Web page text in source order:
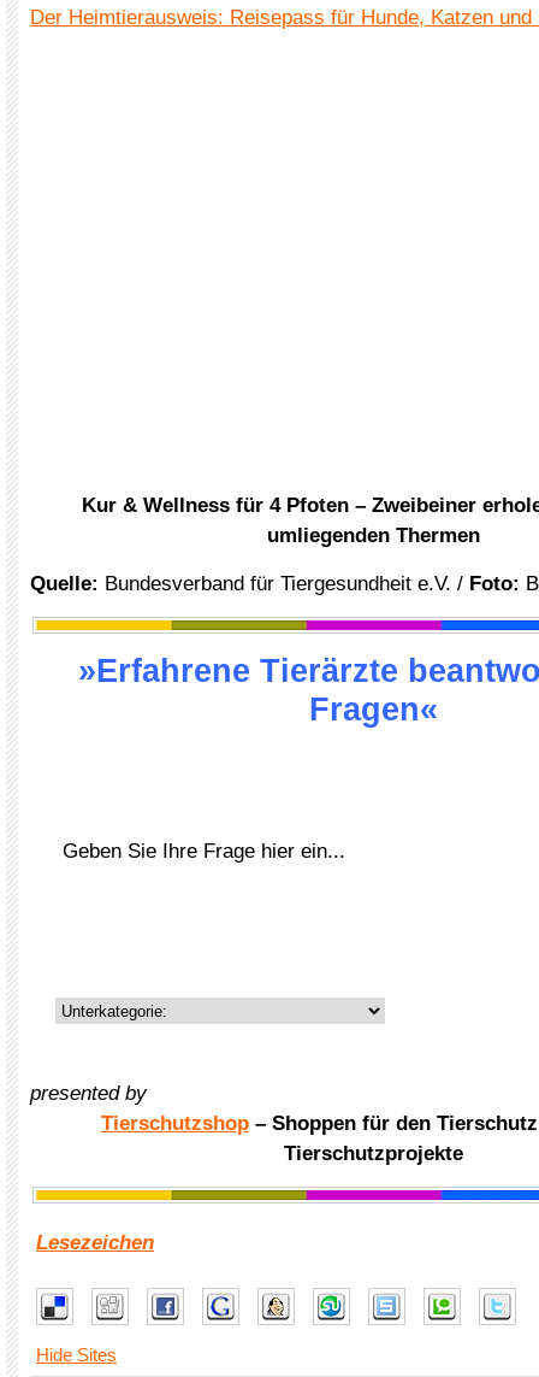
Der Heimtierausweis: Reisepass für Hunde, Katzen und
Kur & Wellness für 4 Pfoten – Zweibeiner
umliegenden Thermen
Quelle: Bundesverband für Tiergesundheit e.V. / Foto:
»Erfahrene Tierärzte
Fragen«
presented by
Tierschutzshop – Shoppen für den
Tierschutzprojekte
Lesezeichen
Hide Sites